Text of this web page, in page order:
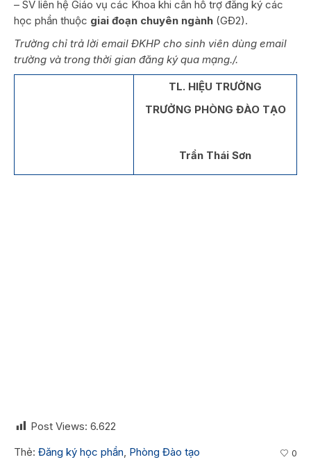
– SV liên hệ Giáo vụ các Khoa khi cần hỗ trợ đăng ký các
học phần thuộc giai đoạn chuyên ngành (GĐ2).
Trường chỉ trả lời email ĐKHP cho sinh viên dùng email
trường và trong thời gian đăng ký qua mạng./.
TL. HIỆU TRƯỞNG
TRƯỞNG PHÒNG ĐÀO TẠO
Trần Thái Sơn
Post Views: 6.622
Thẻ: Đăng ký học phần, Phòng Đào tạo 0